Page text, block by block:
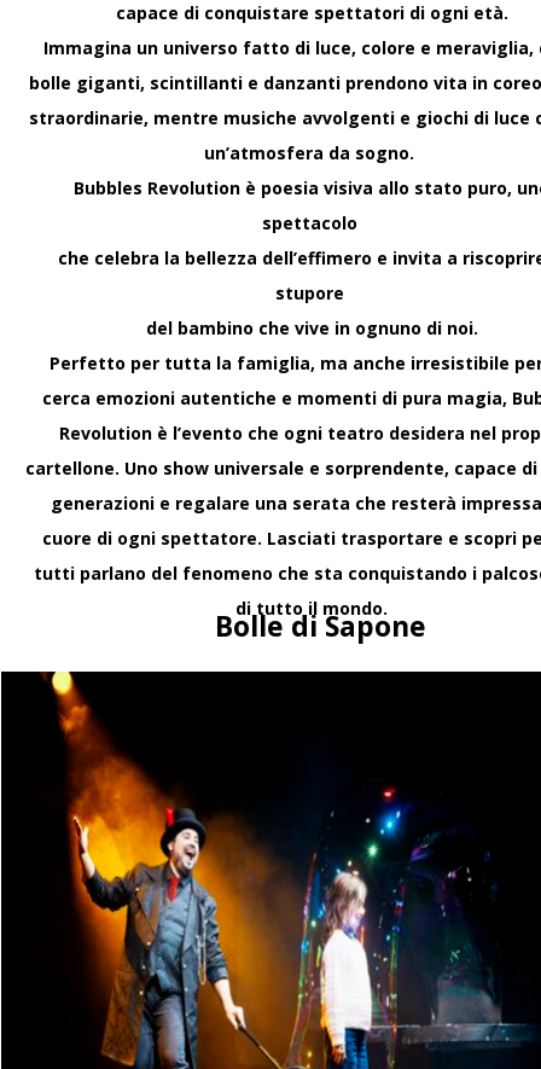
capace di conquistare spettatori di ogni età.
Immagina un universo fatto di luce, colore e meraviglia,
bolle giganti, scintillanti e danzanti prendono vita in
straordinarie, mentre musiche avvolgenti e giochi di luce
un’atmosfera da sogno.
Bubbles Revolution è poesia visiva allo stato puro,
spettacolo
che celebra la bellezza dell’effimero e invita a
stupore
del bambino che vive in ognuno di noi.
Perfetto per tutta la famiglia, ma anche irresistibile
cerca emozioni autentiche e momenti di pura magia,
Revolution è l’evento che ogni teatro desidera nel
cartellone. Uno show universale e sorprendente, capace
generazioni e regalare una serata che resterà
cuore di ogni spettatore. Lasciati trasportare e scopri
tutti parlano del fenomeno che sta conquistando i
di tutto il mondo.
Bolle di Sapone
Show per crociere
Show per crociere
il palinsesto e lasci un
11 giugno 2026
Migliori show
Come scegliere i migliori
per coinvolgere pubblico
9 giugno 2026
Spettacolo bolle
Spettacolo bolle per teatri
7 giugno 2026
Numero artistico
Come scegliere un
Idee, criteri e errori da
Show di bolle
Uno show di bolle
raffinate e adatte a
3 giugno 2026
Spettacoli teatrali
Spettacoli teatrali per
memorabili per teatri,